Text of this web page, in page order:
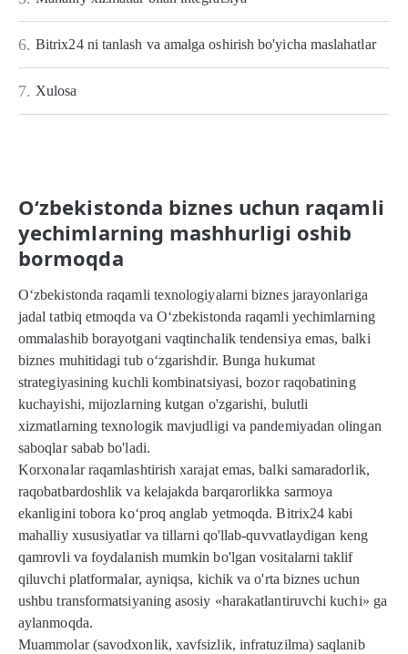
6. Bitrix24 ni tanlash va amalga oshirish bo'yicha maslahatlar
7. Xulosa
O‘zbekistonda biznes uchun raqamli
yechimlarning mashhurligi oshib
bormoqda
O‘zbekistonda raqamli texnologiyalarni biznes jarayonlariga
jadal tatbiq etmoqda va O‘zbekistonda raqamli yechimlarning
ommalashib borayotgani vaqtinchalik tendensiya emas, balki
biznes muhitidagi tub o‘zgarishdir. Bunga hukumat
strategiyasining kuchli kombinatsiyasi, bozor raqobatining
kuchayishi, mijozlarning kutgan o'zgarishi, bulutli
xizmatlarning texnologik mavjudligi va pandemiyadan olingan
saboqlar sabab bo'ladi.
Korxonalar raqamlashtirish xarajat emas, balki samaradorlik,
raqobatbardoshlik va kelajakda barqarorlikka sarmoya
ekanligini tobora ko‘proq anglab yetmoqda. Bitrix24 kabi
mahalliy xususiyatlar va tillarni qo'llab-quvvatlaydigan keng
qamrovli va foydalanish mumkin bo'lgan vositalarni taklif
qiluvchi platformalar, ayniqsa, kichik va o'rta biznes uchun
ushbu transformatsiyaning asosiy «harakatlantiruvchi kuchi» ga
aylanmoqda.
Muammolar (savodxonlik, xavfsizlik, infratuzilma) saqlanib